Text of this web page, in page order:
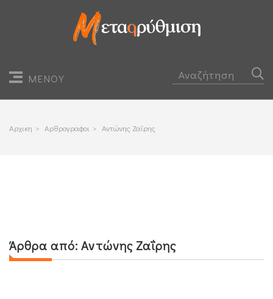
ΜΕΝΟΥ
Αρχικη > Αρθρογραφοι > Αντώνης Ζαΐρης
Άρθρα από:Αντώνης Ζαΐρης